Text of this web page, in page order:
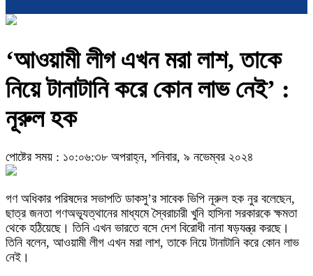
‘আওয়ামী লীগ এখন মরা লাশ, তাকে
নিয়ে টানাটানি করে কোন লাভ নেই’ :
নূরুল হক
পোষ্টের সময় : ১০:০৬:৩৮ অপরাহ্ন, শনিবার, ৯ নভেম্বর ২০২৪
গণ অধিকার পরিষদের সভাপতি ডাকসু’র সাবেক ভিপি নূরুল হক নুর বলেছেন,
ছাত্র জনতা গণঅভ্যূত্থানের মাধ্যমে স্বৈরাচারী খুনি হাসিনা সরকারকে ক্ষমতা
থেকে হঠিয়েছে। তিনি এখন ভারতে বসে দেশ বিরোধী নানা ষড়যন্ত্র করছে।
তিনি বলেন, আওয়ামী লীগ এখন মরা লাশ, তাকে নিয়ে টানাটানি করে কোন লাভ
নেই।